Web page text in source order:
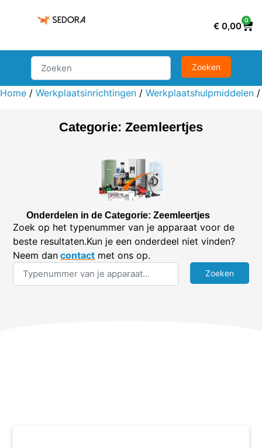
€ 0,00
0
Home / Werkplaatsinrichtingen / Werkplaatshulpmiddelen
Categorie: Zeemleertjes
Onderdelen in de Categorie: Zeemleertjes
Zoek op het typenummer van je apparaat voor de
beste resultaten.Kun je een onderdeel niet vinden?
Neem dan contact met ons op.